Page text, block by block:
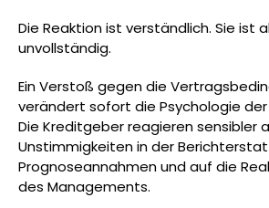
Die Reaktion ist verständlich. Sie ist
unvollständig.
Ein Verstoß gegen die
verändert sofort die Psychologie
Die Kreditgeber reagieren sensibler
Unstimmigkeiten in der
Prognoseannahmen und auf die
des Managements.